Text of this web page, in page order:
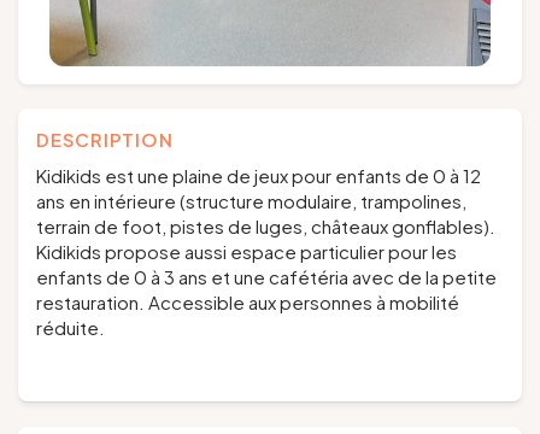
EN
DESCRIPTION
Kidikids est une plaine de jeux pour enfants de 0 à 12
ans en intérieure (structure modulaire, trampolines,
terrain de foot, pistes de luges, châteaux gonflables).
Kidikids propose aussi espace particulier pour les
enfants de 0 à 3 ans et une cafétéria avec de la petite
restauration. Accessible aux personnes à mobilité
réduite.